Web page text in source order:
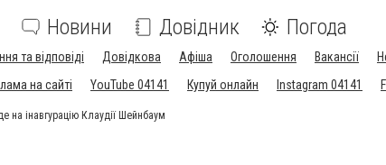
Новини Довідник Погода
та відповіді Довідкова Афіша Оголошення Вакансії
на сайті YouTube 04141 Купуй онлайн Instagram 04141
на інавгурацію Клаудії Шейнбаум